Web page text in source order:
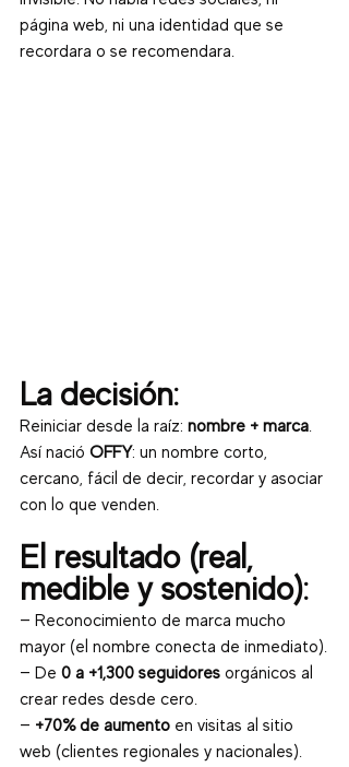
página web, ni una identidad que se
recordara o se recomendara.
La decisión:
Reiniciar desde la raíz: nombre + marca.
Así nació OFFY: un nombre corto,
cercano, fácil de decir, recordar y asociar
con lo que venden.
El resultado (real,
medible y sostenido):
— Reconocimiento de marca mucho
mayor (el nombre conecta de inmediato).
— De 0 a +1,300 seguidores orgánicos al
crear redes desde cero.
— +70% de aumento en visitas al sitio
web (clientes regionales y nacionales).